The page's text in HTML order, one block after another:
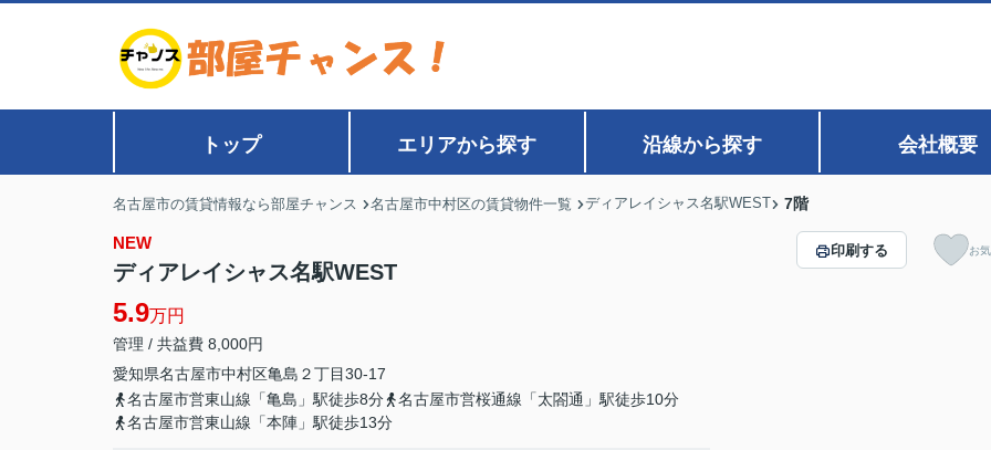
トップ エリアから探す 沿線から探す 会社概要
名古屋市の賃貸情報なら部屋チャンス 名古屋市中村区の賃貸物件一覧 ディアレイシャス名駅WEST 7階
NEW
ディアレイシャス名駅WEST
5.9万円
管理 / 共益費 8,000円
愛知県名古屋市中村区亀島 ２丁目30-17
名古屋市営東山線「亀島」駅徒歩8分
名古屋市営桜通線「太閤通」駅徒歩10分
名古屋市営東山線「本陣」駅徒歩13分
印刷する お